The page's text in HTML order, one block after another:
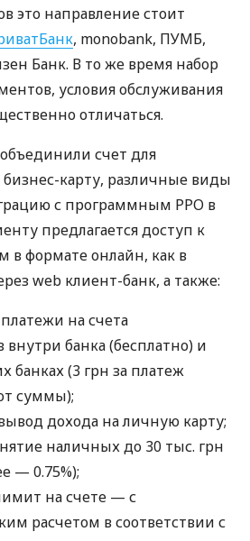
это направление стоит
, monobank, ПУМБ,
Банк. В то же время набор
условия обслуживания
отличаться.
счет для
карту, различные виды
с программным РРО в
предлагается доступ к
в формате онлайн, как в
web клиент-банк, а также:
на счета
внутри банка (бесплатно) и
банках (3 грн за платеж
суммы);
дохода на личную карту;
наличных до 30 тыс. грн
— 0.75%);
на счете — с
расчетом в соответствии с